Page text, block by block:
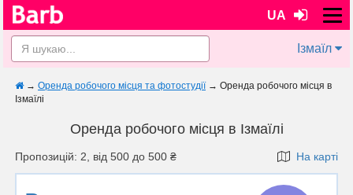
UA
Ізмаїл
→ Оренда робочого місця та фотостудії → Оренда робочого місця в
Ізмаїлі
Оренда робочого місця в Ізмаїлі
Пропозицій: 2, від 500 до 500 ₴ На карті